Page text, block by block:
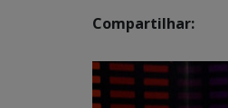
Compartilhar: